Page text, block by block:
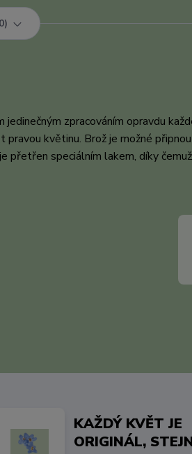
0
zpracováním opravdu
květinu. Brož je možné
přetřen speciálním lakem, díky
KAŽDÝ KVĚT JE
ORIGINÁL,